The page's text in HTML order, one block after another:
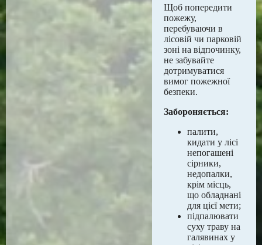
Щоб попередити
пожежу,
перебуваючи в
лісовій чи парковій
зоні на відпочинку,
не забувайте
дотримуватися
вимог пожежної
безпеки.
Забороняється:
палити,
кидати у лісі
непогашені
сірники,
недопалки,
крім місць,
що обладнані
для цієї мети;
підпалювати
суху траву на
галявинах у